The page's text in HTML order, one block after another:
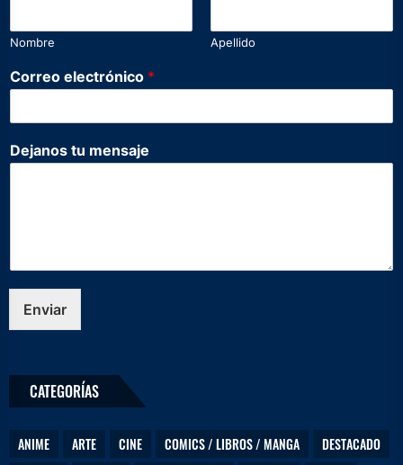
Nombre Apellido
N
o
b
e
a
e
Correo electrónico *
Dejanos tu mensaje
Enviar
CATEGORÍAS
ANIME ARTE CINE COMICS / LIBROS / MANGA
DESTACADO